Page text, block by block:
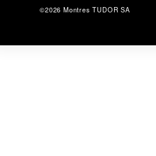
©2026 Montres TUDOR SA